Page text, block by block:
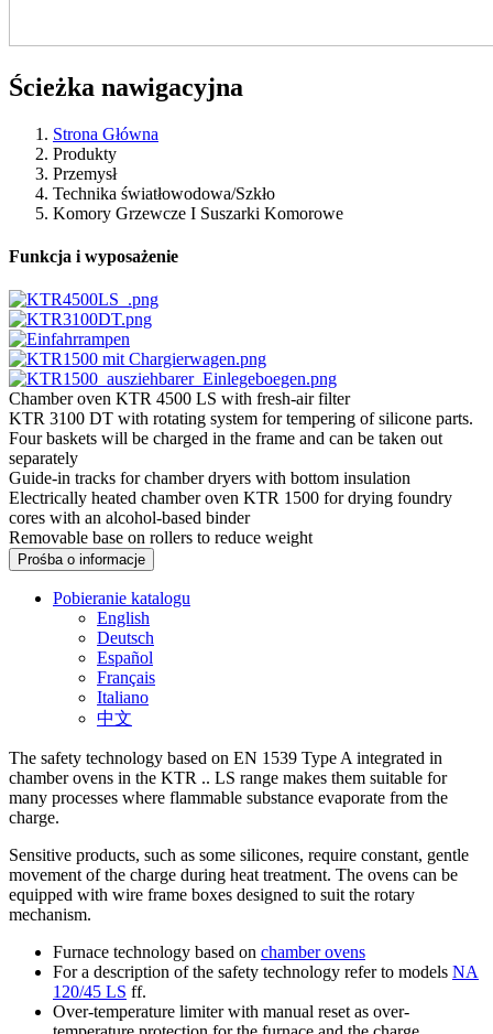
Ścieżka nawigacyjna
Strona Główna
Produkty
Przemysł
Technika światłowodowa​/​Szkło
Komory Grzewcze I Suszarki Komorowe
Funkcja i wyposażenie
Chamber oven KTR 4500 LS with fresh-air filter
KTR 3100 DT with rotating system for tempering of silicone parts.
Four baskets will be charged in the frame and can be taken out
separately
Guide-in tracks for chamber dryers with bottom insulation
Electrically heated chamber oven KTR 1500 for drying foundry
cores with an alcohol-based binder
Removable base on rollers to reduce weight
Prośba o informacje
Pobieranie katalogu
English
Deutsch
Español
Français
Italiano
中文
The safety technology based on EN 1539 Type A integrated in
chamber ovens in the KTR .. LS range makes them suitable for
many processes where flammable substance evaporate from the
charge.
Sensitive products, such as some silicones, require constant, gentle
movement of the charge during heat treatment. The ovens can be
equipped with wire frame boxes designed to suit the rotary
mechanism.
Furnace technology based on chamber ovens
For a description of the safety technology refer to models NA
120/45 LS ff.
Over-temperature limiter with manual reset as over-